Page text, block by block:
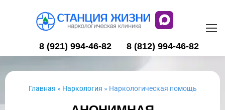
8 (921) 994-46-82 8 (812) 994-46-82
Главная » Наркология » Наркологическая помощь